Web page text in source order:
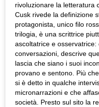
rivoluzionare la letteratura
Cusk rivede la definizione
protagonista, unico filo
trilogia, è una scrittrice
ascoltatrice e
conversazioni, descrive
lascia che siano i suoi
provano e sentono. Più
si è detto in qualche
micronarrazioni e che
società. Presto sul sito la